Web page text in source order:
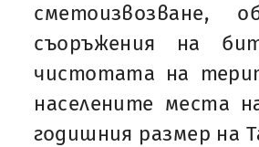
сметоизвозване,
съоръжения на
чистотата на
населените места
годишния размер на